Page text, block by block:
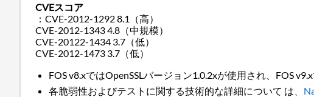
CVEスコア
：CVE-2012-1292 8.1（高）
CVE-2012-1343 4.8（中規模）
CVE-20122-1434 3.7（低）
CVE-2012-1473 3.7（低）
FOS v8.xではOpenSSLバージョン1.0.2xが使用され、FOS
各脆弱性およびテストに関する技術的な詳細について は 、